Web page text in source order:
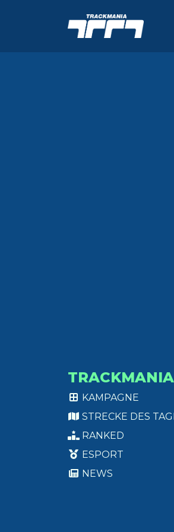
TRACKMANIA
KAMPAGNE
STRECKE DES
RANKED
ESPORT
NEWS